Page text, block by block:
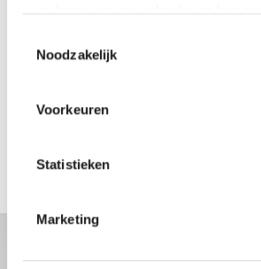
Noodzakelijk
Voorkeuren
Statistieken
Marketing
OUDER TE